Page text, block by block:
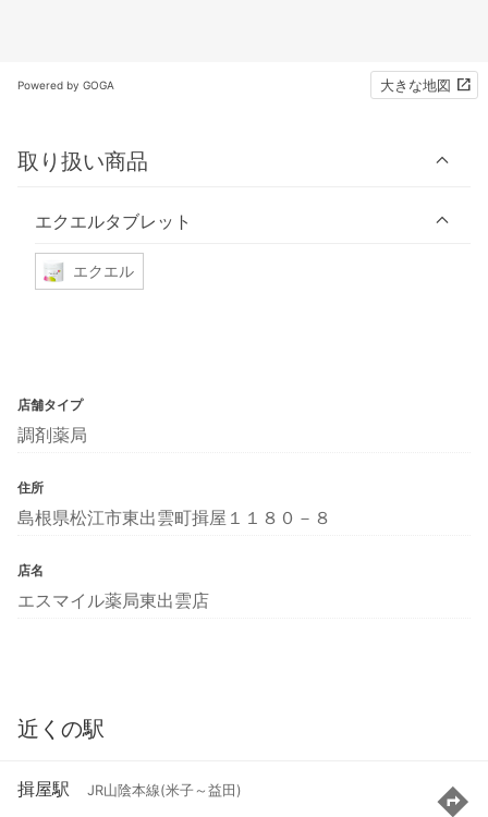
Powered by GOGA 大きな地図
取り扱い商品
エクエルタブレット
エクエル
店舗タイプ
調剤薬局
住所
島根県松江市東出雲町揖屋１１８０－８
店名
エスマイル薬局東出雲店
近くの駅
揖屋駅 JR山陰本線(米子～益田)